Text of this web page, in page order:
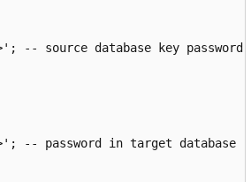
-- source database key password
-- password in target database